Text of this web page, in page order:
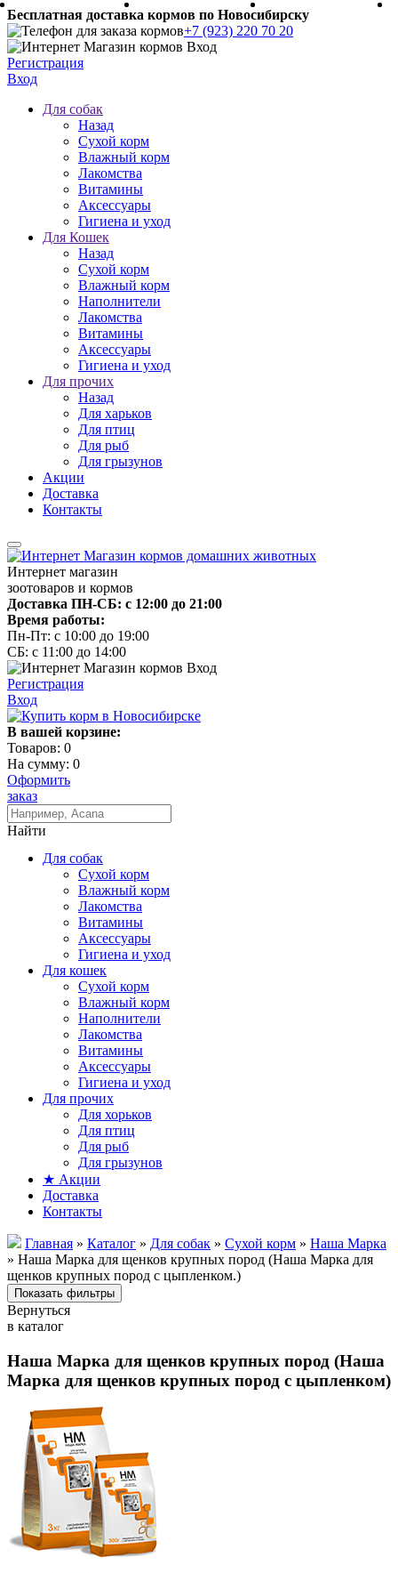
Бесплатная доставка кормов по Новосибирску
+7 (923) 220 70 20
Регистрация
Вход
Для собак
Назад
Сухой корм
Влажный корм
Лакомства
Витамины
Аксессуары
Гигиена и уход
Для Кошек
Назад
Сухой корм
Влажный корм
Наполнители
Лакомства
Витамины
Аксессуары
Гигиена и уход
Для прочих
Назад
Для харьков
Для птиц
Для рыб
Для грызунов
Акции
Доставка
Контакты
Интернет магазин
зоотоваров и кормов
Доставка ПН-СБ: с 12:00 до 21:00
Время работы:
Пн-Пт: с 10:00 до 19:00
СБ: с 11:00 до 14:00
Регистрация
Вход
В вашей корзине:
Товаров: 0
На сумму: 0
Оформить
заказ
Найти
Для собак
Сухой корм
Влажный корм
Лакомства
Витамины
Аксессуары
Гигиена и уход
Для кошек
Сухой корм
Влажный корм
Наполнители
Лакомства
Витамины
Аксессуары
Гигиена и уход
Для прочих
Для хорьков
Для птиц
Для рыб
Для грызунов
★ Акции
Доставка
Контакты
Главная » Каталог » Для собак » Сухой корм » Наша Марка
» Наша Марка для щенков крупных пород (Наша Марка для
щенков крупных пород с цыпленком.)
Вернуться
в каталог
Наша Марка для щенков крупных пород (Наша
Марка для щенков крупных пород с цыпленком)